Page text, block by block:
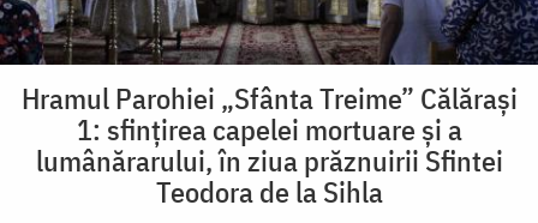
Hramul Parohiei „Sfânta Treime” Călărași
1: sfințirea capelei mortuare și a
lumânărarului, în ziua prăznuirii Sfintei
Teodora de la Sihla